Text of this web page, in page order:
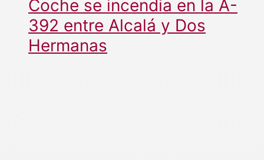
Coche se incendia en la A-
392 entre Alcalá y Dos
Hermanas